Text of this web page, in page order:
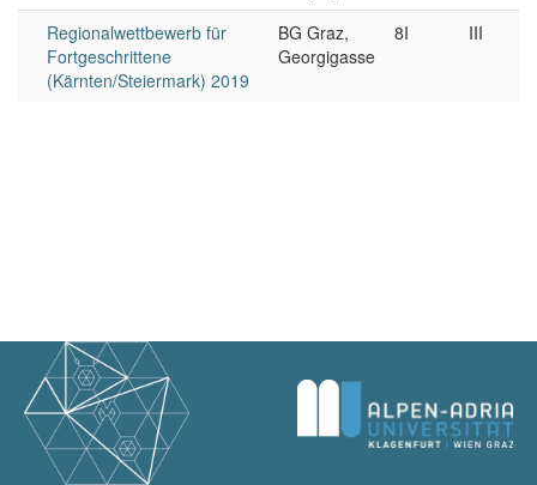
Regionalwettbewerb für
Fortgeschrittene
(Kärnten/Steiermark) 2019
BG Graz,
Georgigasse
8I III